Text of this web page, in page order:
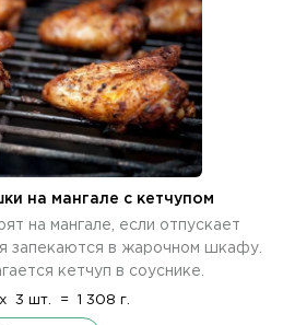
на мангале с кетчупом
на мангале, если отпускает
запекаются в жарочном шкафу.
кетчуп в соуснике.
x 3 шт. = 1 308 г.